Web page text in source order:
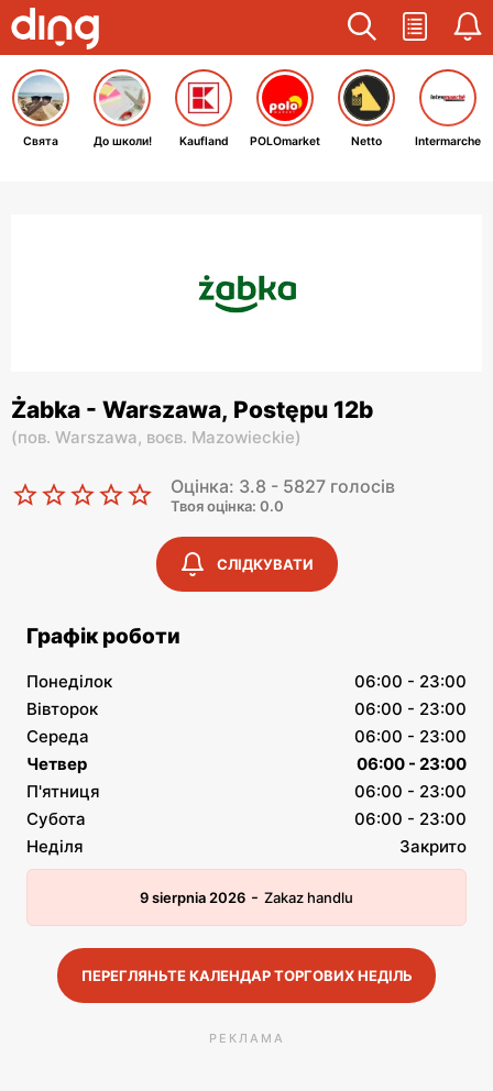
Свята До школи! Kaufland POLOmarket Netto Intermarche
Żabka - Warszawa, Postępu 12b
(пов. Warszawa, воєв. Mazowieckie)
Оцінка: 3.8 - 5827 голосів
Твоя оцінка: 0.0
СЛІДКУВАТИ
Графік роботи
Понеділок
06:00 - 23:00
Вівторок
06:00 - 23:00
Середа
06:00 - 23:00
Четвер
06:00 - 23:00
П'ятниця
06:00 - 23:00
Субота
06:00 - 23:00
Неділя
Закрито
9 sierpnia 2026 - Zakaz handlu
ПЕРЕГЛЯНЬТЕ КАЛЕНДАР ТОРГОВИХ НЕДІЛЬ
РЕКЛАМА